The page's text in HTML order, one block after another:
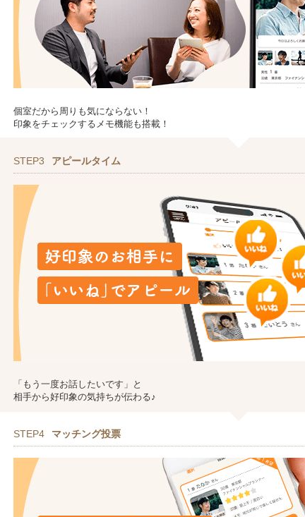
個室だから周りも気にならない！
印象をチェックするメモ機能も搭載！
STEP3 アピールタイム
「もう一度お話したいです」と
相手から好印象の気持ちが伝わる♪
STEP4 マッチング投票